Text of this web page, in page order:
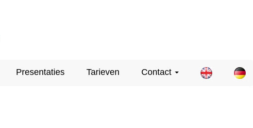
Presentaties Tarieven Contact